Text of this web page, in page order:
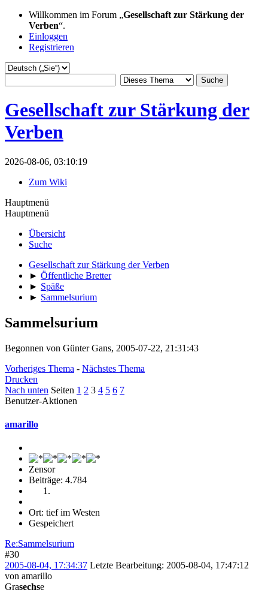
Willkommen im Forum „Gesellschaft zur Stärkung der
Verben“.
Einloggen
Registrieren
Gesellschaft zur Stärkung der
Verben
2026-08-06, 03:10:19
Zum Wiki
Hauptmenü
Hauptmenü
Übersicht
Suche
Gesellschaft zur Stärkung der Verben
► Öffentliche Bretter
► Späße
► Sammelsurium
Sammelsurium
Begonnen von Günter Gans, 2005-07-22, 21:31:43
Vorheriges Thema - Nächstes Thema
Drucken
Nach unten Seiten 1 2 3 4 5 6 7
Benutzer-Aktionen
amarillo
Zensor
Beiträge: 4.784
Ort: tief im Westen
Gespeichert
Re:Sammelsurium
#30
2005-08-04, 17:34:37 Letzte Bearbeitung: 2005-08-04, 17:47:12
von amarillo
Grasechse